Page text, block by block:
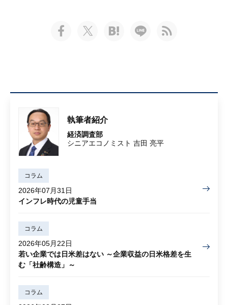
執筆者紹介
経済調査部
シニアエコノミスト 吉田 亮平
コラム
2026年07月31日
インフレ時代の児童手当
コラム
2026年05月22日
若い企業では日米差はない ～企業収益の日米格差を生
む「社齢構造」～
コラム